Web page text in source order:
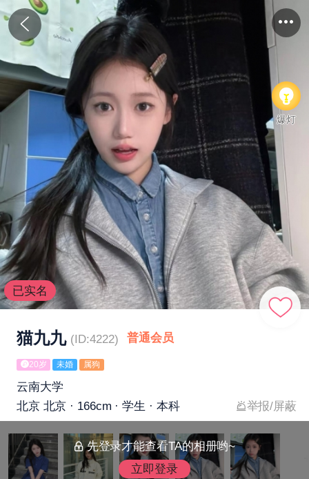
已实名
猫九九 (ID:4222) 普通会员
20岁 未婚 属狗
云南大学
北京 北京 · 166cm · 学生 · 本科
举报/屏蔽
先登录才能查看TA的相册哟~
立即登录
爆灯